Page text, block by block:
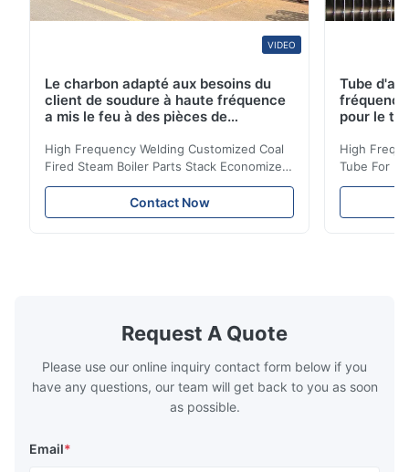
VIDEO
Le charbon adapté aux besoins du
client de soudure à haute fréquence
a mis le feu à des pièces de
bobine d'économiseur
High Frequency Welding Customized Coal
Fired Steam Boiler Parts Stack Economizer
Coil Boiler economizer Boiler Economizer is
the energy improving device that helps to
reduce the cost of operation by saving the
boilers is generally in the temperature
range of 200°C – 250°C, so there
Contact Now
Tube
pour le
High
Tube For
reduce the
Request A Quote
Please use our online inquiry contact form below if you
have any questions, our team will get back to you as soon
as possible.
Email*